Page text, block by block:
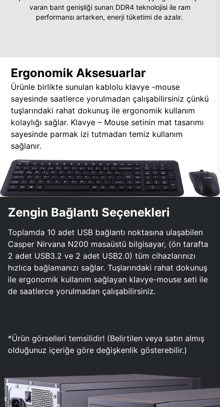
varan bant genişliği sunan DDR4 teknolojisi ile ram
performansı artarken, enerji tüketimi de azalır.
Ergonomik Aksesuarlar
Ürünle birlikte sunulan kablolu klavye -mouse
sayesinde saatlerce yorulmadan çalışabilirsiniz çünkü
tuşlarındaki rahat dokunuş ile ergonomik kullanım
kolaylığı sağlar. Klavye – Mouse setinin mat tasarımı
sayesinde parmak izi tutmadan temiz kullanım
sağlanır.
Zengin Bağlantı Seçenekleri
Toplamda 10 adet USB bağlantı noktasına ulaşabilen
Casper Nirvana N200 masaüstü bilgisayar, (ön tarafta
2 adet USB3.2 ve 2 adet USB2.0) tüm cihazlarınızı
hızlıca bağlamanızı sağlar. Tuşlarındaki rahat dokunuş
ile ergonomik kullanım sağlayan klavye-mouse seti ile
de saatlerce yorulmadan çalışabilirsiniz.
*Ürün görselleri temsilidir! (Belirtilen veya satın almış
olduğunuz içeriğe göre değişkenlik gösterebilir.)